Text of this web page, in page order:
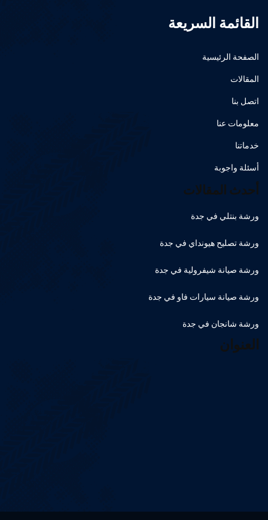
القائمة السريعة
الصفحة الرئيسية
المقالات
اتصل بنا
معلومات عنا
خدماتنا
أسئلة واجوبة
أحدث المقالات
ورشة بنتلي في جدة
ورشة تصليح هيونداي في جدة
ورشة صيانة شيفرولية في جدة
ورشة صيانة سيارات فاو في جدة
ورشة شانجان في جدة
العنوان